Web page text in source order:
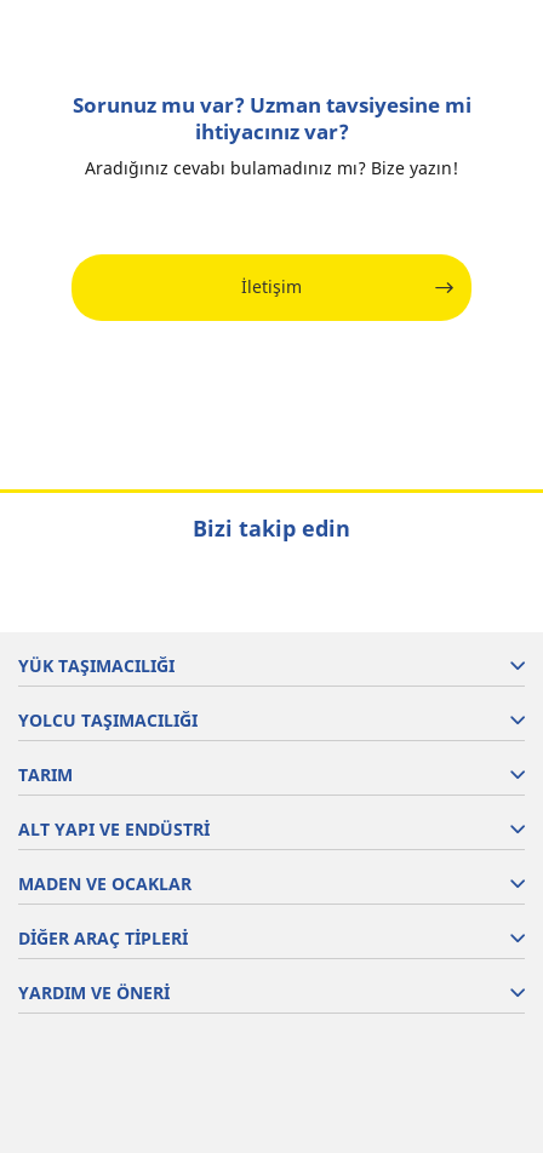
Sorunuz mu var? Uzman tavsiyesine mi
ihtiyacınız var?
Aradığınız cevabı bulamadınız mı? Bize yazın!
İletişim
Bizi takip edin
YÜK TAŞIMACILIĞI
YOLCU TAŞIMACILIĞI
TARIM
ALT YAPI VE ENDÜSTRİ
MADEN VE OCAKLAR
DİĞER ARAÇ TİPLERİ
YARDIM VE ÖNERİ